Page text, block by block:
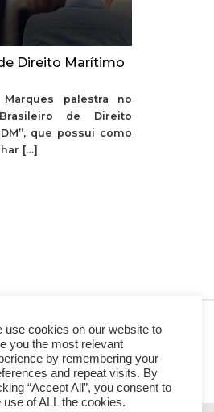
Direito Marítimo
palestra no
de Direito
que possui como
[…]
use cookies on our website to
you the most relevant
by remembering your
and repeat visits. By
“Accept All”, you consent to
use of ALL the cookies.